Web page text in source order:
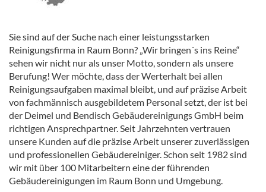
Sie sind auf der Suche nach einer leistungsstarken
Reinigungsfirma in Raum Bonn? „Wir bringen´s ins Reine“
sehen wir nicht nur als unser Motto, sondern als unsere
Berufung! Wer möchte, dass der Werterhalt bei allen
Reinigungsaufgaben maximal bleibt, und auf präzise Arbeit
von fachmännisch ausgebildetem Personal setzt, der ist bei
der Deimel und Bendisch Gebäudereinigungs GmbH beim
richtigen Ansprechpartner. Seit Jahrzehnten vertrauen
unsere Kunden auf die präzise Arbeit unserer zuverlässigen
und professionellen Gebäudereiniger. Schon seit 1982 sind
wir mit über 100 Mitarbeitern eine der führenden
Gebäudereinigungen im Raum Bonn und Umgebung.